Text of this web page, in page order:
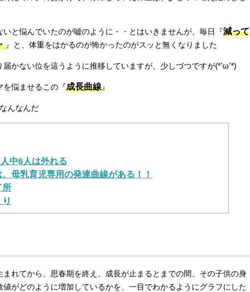
と悩んでいたのが嘘のように・・とはいきませんが、毎日『減って
』と、体重をはかるのが怖かったのがスッと無くなりました
届かない位を這うように推移していますが、少しづつですが(*’ω’*)
を悩ませるこの『成長曲線 』
んなんだ
中6人は外れる
母乳育児専用の発達曲線がある！！
所
まれてから、思春期を終え、成長が止まるとまでの間、その子供の身
がどのように増加しているかを、一目でわかるようにグラフにした